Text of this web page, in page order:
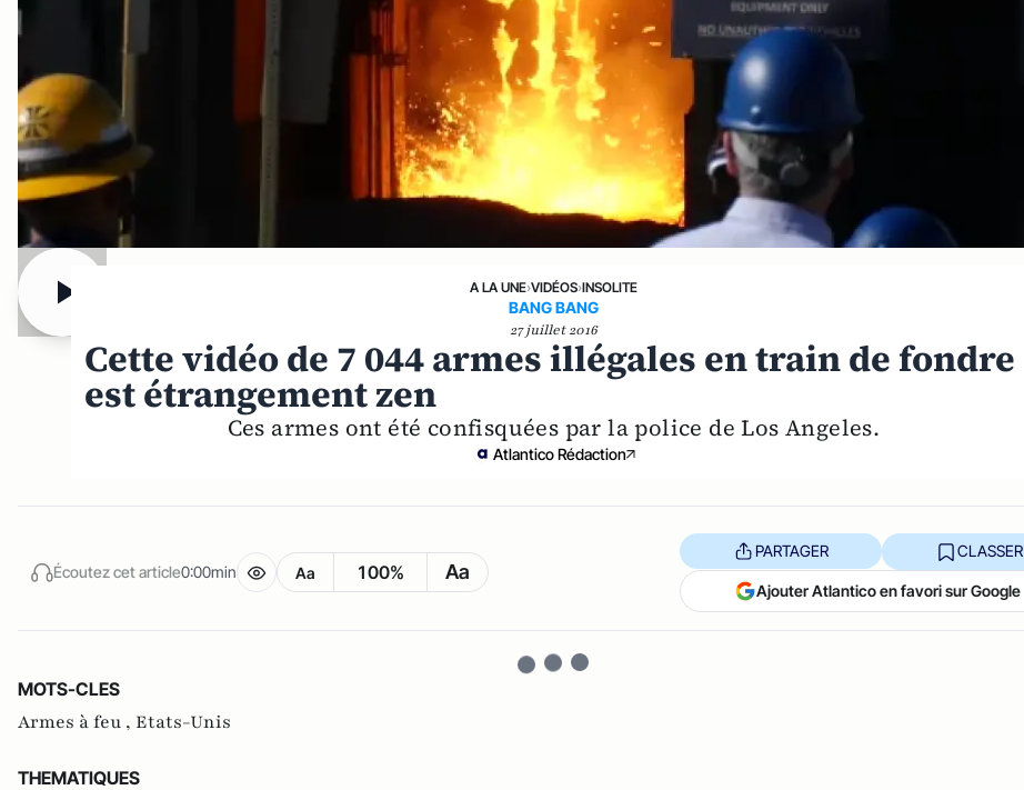
A LA UNE›VIDÉOS›INSOLITE
BANG BANG
27 juillet 2016
Cette vidéo de 7 044 armes illégales en train de fondre
est étrangement zen
Ces armes ont été confisquées par la police de Los Angeles.
Atlantico Rédaction
Écoutez cet article0:00min Aa 100% Aa
PARTAGER CLASSER
Ajouter Atlantico en favori sur Google
MOTS-CLES
Armes à feu , Etats-Unis
THEMATIQUES